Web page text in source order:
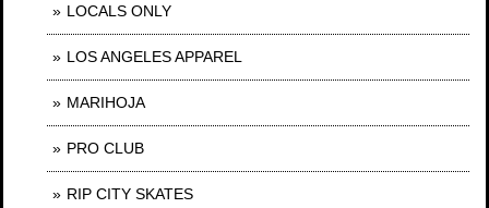
LOCALS ONLY
LOS ANGELES APPAREL
MARIHOJA
PRO CLUB
RIP CITY SKATES